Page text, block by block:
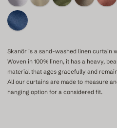
Skanör is a sand-washed linen curtain
Woven in 100% linen, it has a heavy,
material that ages gracefully and
All our curtains are made to measure
hanging option for a considered fit.